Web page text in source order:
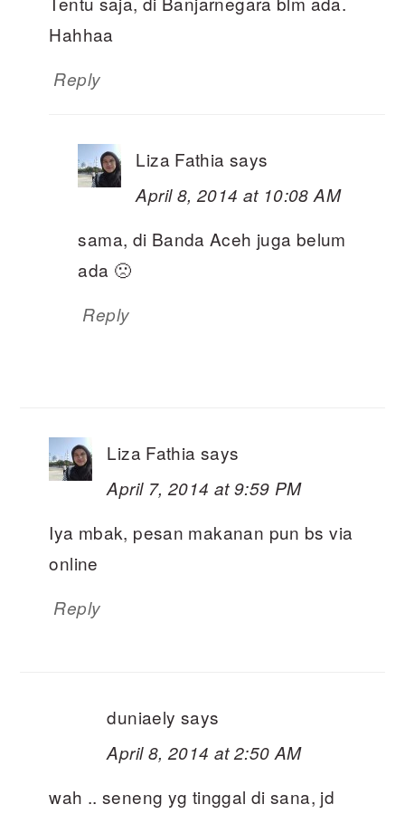
Hahhaa
Reply
Liza Fathia says
April 8, 2014 at 10:08 AM
sama, di Banda Aceh juga belum
ada 🙁
Reply
Liza Fathia says
April 7, 2014 at 9:59 PM
Iya mbak, pesan makanan pun bs via
online
Reply
duniaely says
April 8, 2014 at 2:50 AM
wah .. seneng yg tinggal di sana, jd